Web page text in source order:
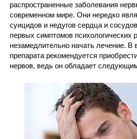
распространенные заболевания
современном мире. Они нередко
суицидов и недугов сердца и
первых симптомов психологических
незамедлительно начать лечение. В
препарата рекомендуется
нервов, ведь он обладает